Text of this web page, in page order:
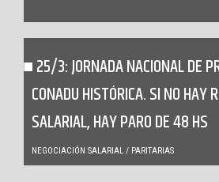
25/3: JORNADA NACIONAL DE
CONADU HISTÓRICA. SI NO HAY
SALARIAL, HAY PARO DE 48 HS
NEGOCIACIÓN SALARIAL / PARITARIAS